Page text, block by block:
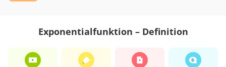
Exponentialfunktion – Definition